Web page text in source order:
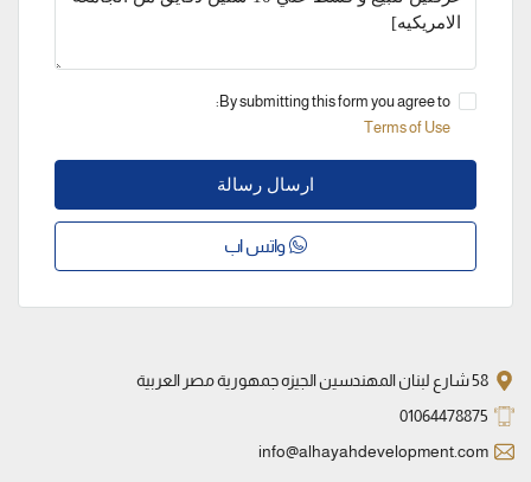
By submitting this form you agree to:
Terms of Use
ارسال رسالة
واتس اب
58 شارع لبنان المهندسين الجيزه جمهورية مصر العربية
01064478875
info@alhayahdevelopment.com